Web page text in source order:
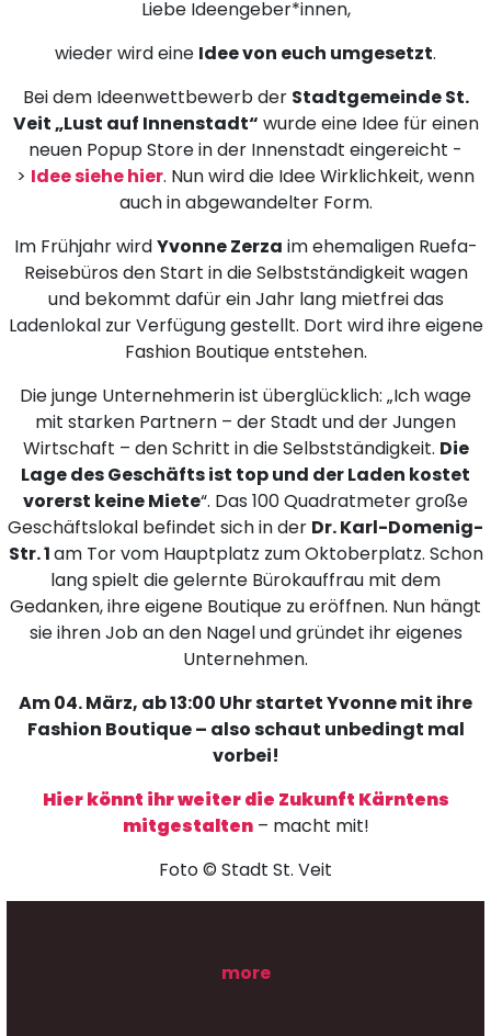
Liebe Ideengeber*innen,
wieder wird eine Idee von euch umgesetzt.
Bei dem Ideenwettbewerb der Stadtgemeinde St.
Veit „Lust auf Innenstadt“ wurde eine Idee für einen
neuen Popup Store in der Innenstadt eingereicht -
> Idee siehe hier. Nun wird die Idee Wirklichkeit, wenn
auch in abgewandelter Form.
Im Frühjahr wirdYvonne Zerza im ehemaligen Ruefa-
Reisebüros den Start in die Selbstständigkeit wagen
und bekommt dafür ein Jahr lang mietfrei das
Ladenlokal zur Verfügung gestellt. Dort wird ihre eigene
Fashion Boutique entstehen.
Die junge Unternehmerin ist überglücklich: „Ich wage
mit starken Partnern – der Stadt und der Jungen
Wirtschaft – den Schritt in die Selbstständigkeit. Die
Lage des Geschäfts ist top und der Laden kostet
vorerst keine Miete“. Das 100 Quadratmeter große
Geschäftslokal befindet sich in der Dr. Karl-Domenig-
Str. 1am Tor vom Hauptplatz zum Oktoberplatz. Schon
lang spielt die gelernte Bürokauffrau mit dem
Gedanken, ihre eigene Boutique zu eröffnen. Nun hängt
sie ihren Job an den Nagel und gründet ihr eigenes
Unternehmen.
Am 04. März, ab 13:00 Uhr startet Yvonne mit ihre
Fashion Boutique – also schaut unbedingt mal
vorbei!
Hier könnt ihr weiter die Zukunft Kärntens
mitgestalten– macht mit!
Foto © Stadt St. Veit
more